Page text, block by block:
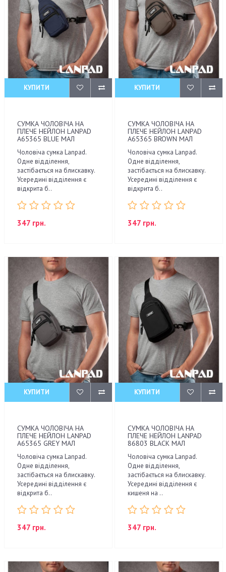
КУПИТИ
СУМКА ЧОЛОВІЧА НА
ПЛЕЧЕ НЕЙЛОН LANPAD
A65365 BLUE МАЛ
Чоловіча сумка Lanpad.
Одне відділення,
застібається на блискавку.
Усередині відділення є
відкрита б..
347 грн.
КУПИТИ
СУМКА ЧОЛОВІЧА НА
ПЛЕЧЕ НЕЙЛОН LANPAD
A65365 BROWN МАЛ
Чоловіча сумка Lanpad.
Одне відділення,
застібається на блискавку.
Усередині відділення є
відкрита б..
347 грн.
КУПИТИ
СУМКА ЧОЛОВІЧА НА
ПЛЕЧЕ НЕЙЛОН LANPAD
A65365 GREY МАЛ
Чоловіча сумка Lanpad.
Одне відділення,
застібається на блискавку.
Усередині відділення є
відкрита б..
347 грн.
КУПИТИ
СУМКА ЧОЛОВІЧА НА
ПЛЕЧЕ НЕЙЛОН LANPAD
86803 BLACK МАЛ
Чоловіча сумка Lanpad.
Одне відділення,
застібається на блискавку.
Усередині відділення є
кишеня на ..
347 грн.